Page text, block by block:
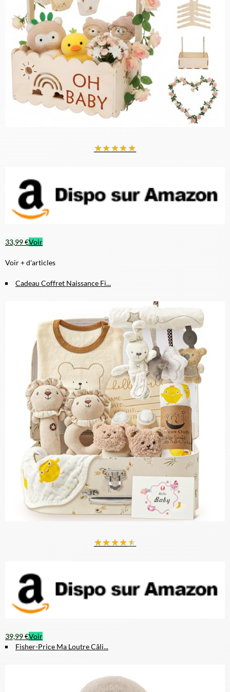
★★★★★
33,99 €Voir
Voir + d'articles
Cadeau Coffret Naissance Fi...
★★★★★
39,99 €Voir
Fisher-Price Ma Loutre Câli...